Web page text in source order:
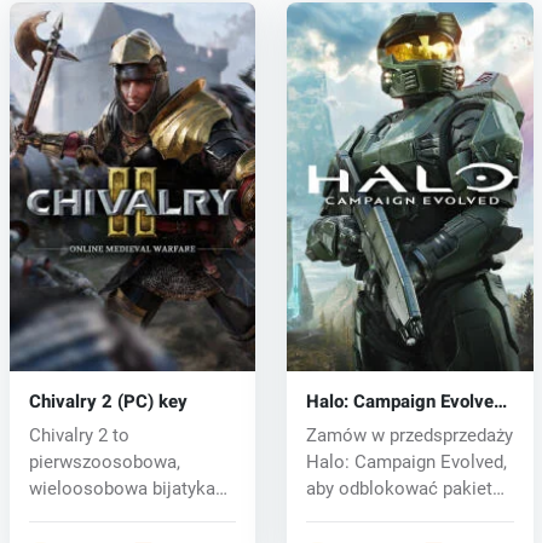
Chivalry 2 (PC) key
Chivalry 2 to
pierwszoosobowa,
wieloosobowa bijatyka
Halo: Campaign Evolved
(PC) key
Zamów w przedsprzedaży
Halo: Campaign Evolved,
aby odblokować pakiet